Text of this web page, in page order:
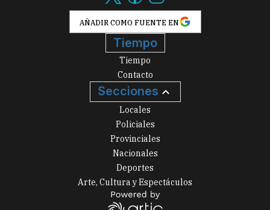
AÑADIR COMO FUENTE EN
Tiempo
Tiempo
Contacto
Secciones
Locales
Policiales
Provinciales
Nacionales
Deportes
Arte, Cultura y Espectáculos